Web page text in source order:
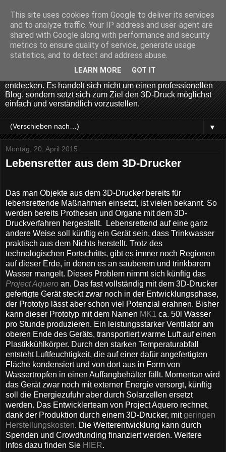
voxelwerk
voxelwerk ist ein Blog über 3D-Druck. Er informiert über die
neuste 3D-Technologie, neue 3D-Drucker, 3D Rapid
Prototyping, 3D Druck Geschichte, 3D... ...und richtet sich an
entdecken. Es handelt sich nicht um einen professionellen
Blog, sondern setzt sich zum Ziel den 3D-Druck möglichst
einfach und verständlich vorzustellen.
▼
Montag, 20. April 2015
Lebensretter aus dem 3D-Drucker
Das man Objekte aus dem 3D-Drucker bereits für
lebensrettende Maßnahmen einsetzt, ist vielen bekannt. So
werden bereits Prothesen und Organe mit dem 3D-
Druckverfahren hergestellt.
Lebensrettend auf eine ganz
andere Weise soll künftig ein Gerät sein, dass Trinkwasser
praktisch aus dem Nichts herstellt. Trotz des
technologischen Fortschritts, gibt es immer noch Regionen
auf dieser Erde, in denen es an sauberem und trinkbarem
Wasser mangelt. Dieses Problem nimmt sich künftig das
Project Aquero an. Das fast vollständig mit dem 3D-Drucker
gefertigte Gerät steckt zwar noch in der Entwicklungsphase,
der Prototyp lässt aber schon viel Potenzial erahnen. Bisher
kann dieser Prototyp mit dem Namen MK1 ca. 50l Wasser
pro Stunde produzieren. Ein leistungsstarker Ventilator am
oberen Ende des Geräts, transportiert warme Luft auf einen
Plastikkühlkörper. Durch den starken Temperaturabfall
entsteht Luftfeuchtigkeit, die auf einer dafür angefertigten
Fläche kondensiert und von dort aus in Form von
Wassertropfen in einen Auffangbehälter fällt. Momentan wird
das Gerät zwar noch mit externer Energie versorgt, künftig
soll die Energiezufuhr aber durch Solarzellen ersetzt
werden. Das Entwicklerteam von Project Aquero rechnet,
dank der Produktion durch einem 3D-Drucker, mitgeringen
Herstellungskosten. Die Weiterentwicklung kann durch
Spenden und Crowdfunding finanziert werden. Weitere
Infos dazu finden Sie HIER.
This site uses cookies from Google to deliver its services
and to analyze traffic. Your IP address and user-agent are
shared with Google along with performance and security
metrics to ensure quality of service, generate usage
statistics, and to detect and address abuse.
LEARN MORE GOT IT